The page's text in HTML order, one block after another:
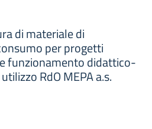
di materiale di
per progetti
funzionamento didattico-
RdO MEPA a.s.